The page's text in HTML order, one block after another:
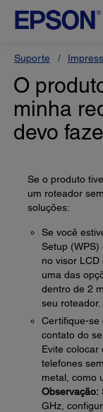
Suporte
O
minha
devo
Se o produto
um roteador
soluções:
Se você
Setup
no visor
uma das
dentro de 2
seu roteador.
Certifique-se
contato do
Evite colocar
telefones
metal, como
Observação:
GHz,